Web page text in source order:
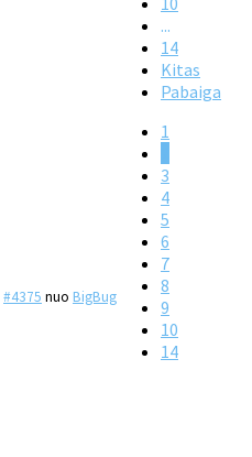
...
14
Kitas
Pabaiga
1
3
4
5
6
7
8
9
10
14
#4375 nuo BigBug